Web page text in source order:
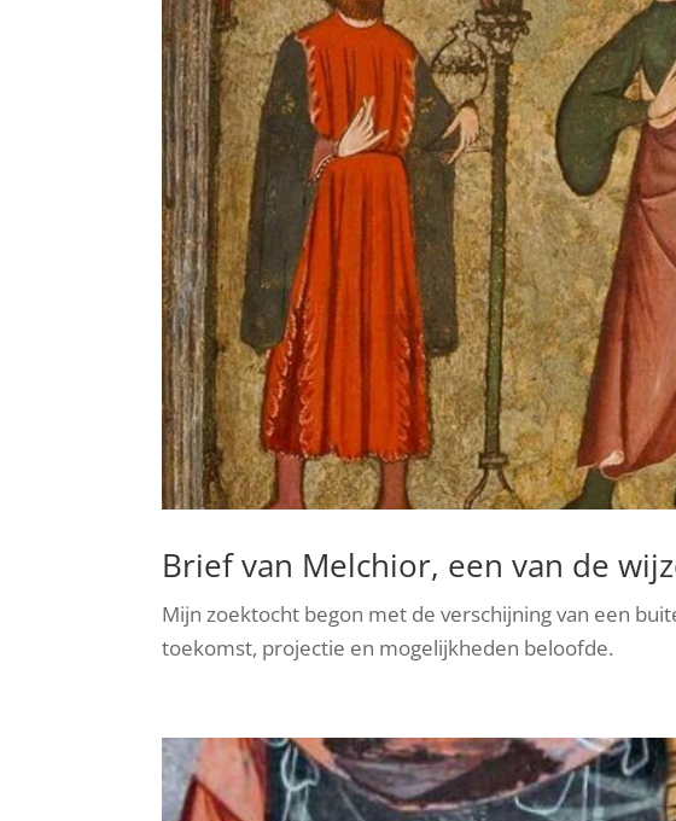
Brief van Melchior, een van de
Mijn zoektocht begon met de verschijning van een
toekomst, projectie en mogelijkheden beloofde.